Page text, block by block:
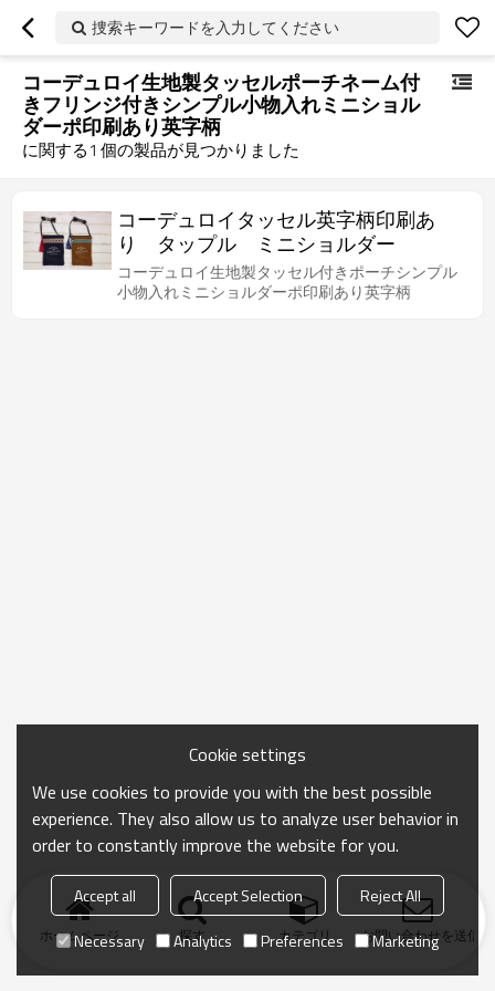
捜索キーワードを入力してください
コーデュロイ生地製タッセルポーチネーム付
きフリンジ付きシンプル小物入れミニショル
ダーポ印刷あり英字柄
に関する1 個の製品が見つかりました
コーデュロイタッセル英字柄印刷あ
り タップル ミニショルダー
コーデュロイ生地製タッセル付きポーチシンプル
小物入れミニショルダーポ印刷あり英字柄
ホームページ 探す カテゴリ お問い合わせを送信
Cookie settings
We use cookies to provide you with the best possible
experience. They also allow us to analyze user behavior in
order to constantly improve the website for you.
Accept all Accept Selection
Reject All
Necessary
Analytics Preferences Marketing